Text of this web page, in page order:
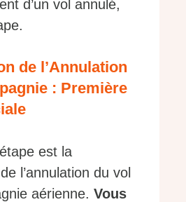
d’un vol annulé,
de l’Annulation
: Première
est la
l’annulation du vol
aérienne. Vous